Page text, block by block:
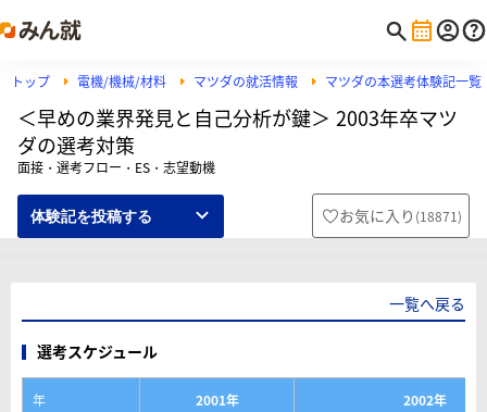
トップ 電機/機械/材料 マツダの就活情報 マツダの本選考体験記一覧
＜早めの業界発見と自己分析が鍵＞ 2003年卒マツ
ダの選考対策
面接・選考フロー・ES・志望動機
体験記を投稿する お気に入り (18871)
一覧へ戻る
選考スケジュール
年 2001年
2002年